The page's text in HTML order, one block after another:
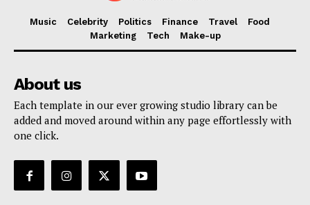
Music Celebrity Politics Finance Travel
Food
Marketing
Tech Make-up
About us
Each template in our ever growing studio library can be
added and moved around within any page effortlessly with
one click.